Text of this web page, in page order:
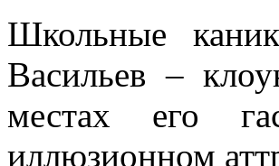
Школьные
Васильев –
местах его
иллюзионном